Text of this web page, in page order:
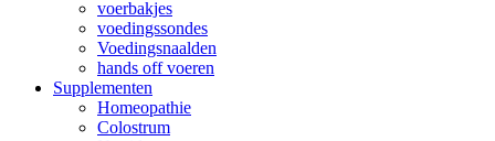
voerbakjes
voedingssondes
Voedingsnaalden
hands off voeren
Supplementen
Homeopathie
Colostrum